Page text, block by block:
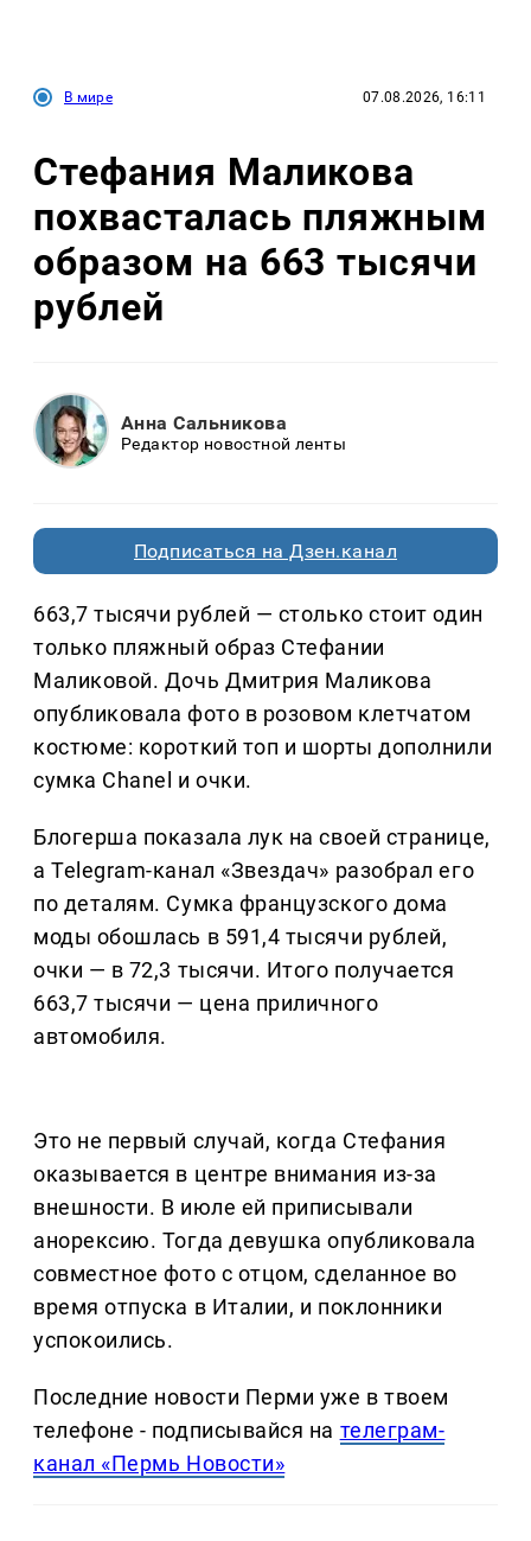
В мире 07.08.2026, 16:11
Стефания Маликова
похвасталась пляжным
образом на 663 тысячи
рублей
Анна Сальникова
Редактор новостной ленты
Подписаться на Дзен.канал
663,7 тысячи рублей — столько стоит один
только пляжный образ Стефании
Маликовой. Дочь Дмитрия Маликова
опубликовала фото в розовом клетчатом
костюме: короткий топ и шорты дополнили
сумка Chanel и очки.
Блогерша показала лук на своей странице,
а Telegram-канал «Звездач» разобрал его
по деталям. Сумка французского дома
моды обошлась в 591,4 тысячи рублей,
очки — в 72,3 тысячи. Итого получается
663,7 тысячи — цена приличного
автомобиля.
Это не первый случай, когда Стефания
оказывается в центре внимания из-за
внешности. В июле ей приписывали
анорексию. Тогда девушка опубликовала
совместное фото с отцом, сделанное во
время отпуска в Италии, и поклонники
успокоились.
Последние новости Перми уже в твоем
телефоне - подписывайся на телеграм-
канал «Пермь Новости»